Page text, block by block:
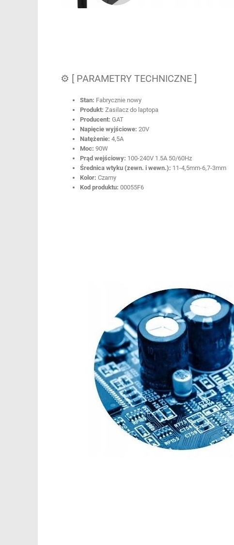
⚙ [ PARAMETRY TECHNICZNE ]
Stan: Fabrycznie nowy
Produkt: Zasilacz do laptopa
Producent: GAT
Napięcie wyjściowe: 20V
Natężenie: 4,5A
Moc: 90W
Prąd wejściowy: 100-240V 1.5A 50/60Hz
Średnica wtyku (zewn. i wewn.): 11-4,5mm-6,7-3mm
Kolor: Czarny
Kod produktu: 00055F6